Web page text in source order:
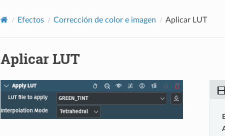
Efectos Corrección de color e imagen Aplicar LUT
Aplicar LUT